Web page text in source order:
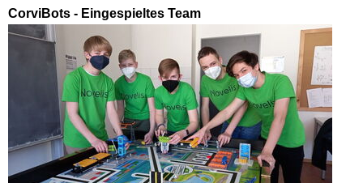
CorviBots - Eingespieltes Team